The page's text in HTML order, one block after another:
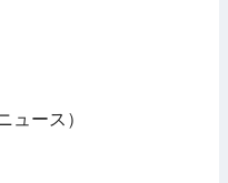
ュース）